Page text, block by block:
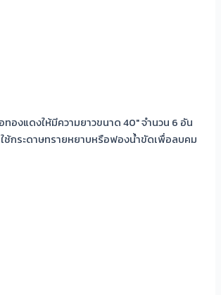
องแดงให้มีความยาวขนาด 40″ จำนวน 6 อัน
ช้กระดาษทรายหยาบหรือฟองน้ำขัดเพื่อลบคม